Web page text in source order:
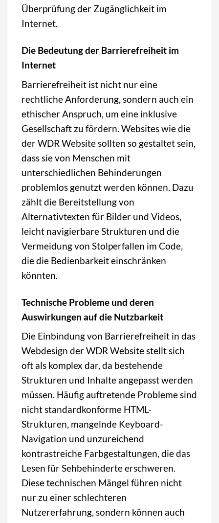
Überprüfung der Zugänglichkeit im
Internet.
Die Bedeutung der Barrierefreiheit im
Internet
Barrierefreiheit ist nicht nur eine
rechtliche Anforderung, sondern auch ein
ethischer Anspruch, um eine inklusive
Gesellschaft zu fördern. Websites wie die
der WDR Website sollten so gestaltet sein,
dass sie von Menschen mit
unterschiedlichen Behinderungen
problemlos genutzt werden können. Dazu
zählt die Bereitstellung von
Alternativtexten für Bilder und Videos,
leicht navigierbare Strukturen und die
Vermeidung von Stolperfallen im Code,
die die Bedienbarkeit einschränken
könnten.
Technische Probleme und deren
Auswirkungen auf die Nutzbarkeit
Die Einbindung von Barrierefreiheit in das
Webdesign der WDR Website stellt sich
oft als komplex dar, da bestehende
Strukturen und Inhalte angepasst werden
müssen. Häufig auftretende Probleme sind
nicht standardkonforme HTML-
Strukturen, mangelnde Keyboard-
Navigation und unzureichend
kontrastreiche Farbgestaltungen, die das
Lesen für Sehbehinderte erschweren.
Diese technischen Mängel führen nicht
nur zu einer schlechteren
Nutzererfahrung, sondern können auch